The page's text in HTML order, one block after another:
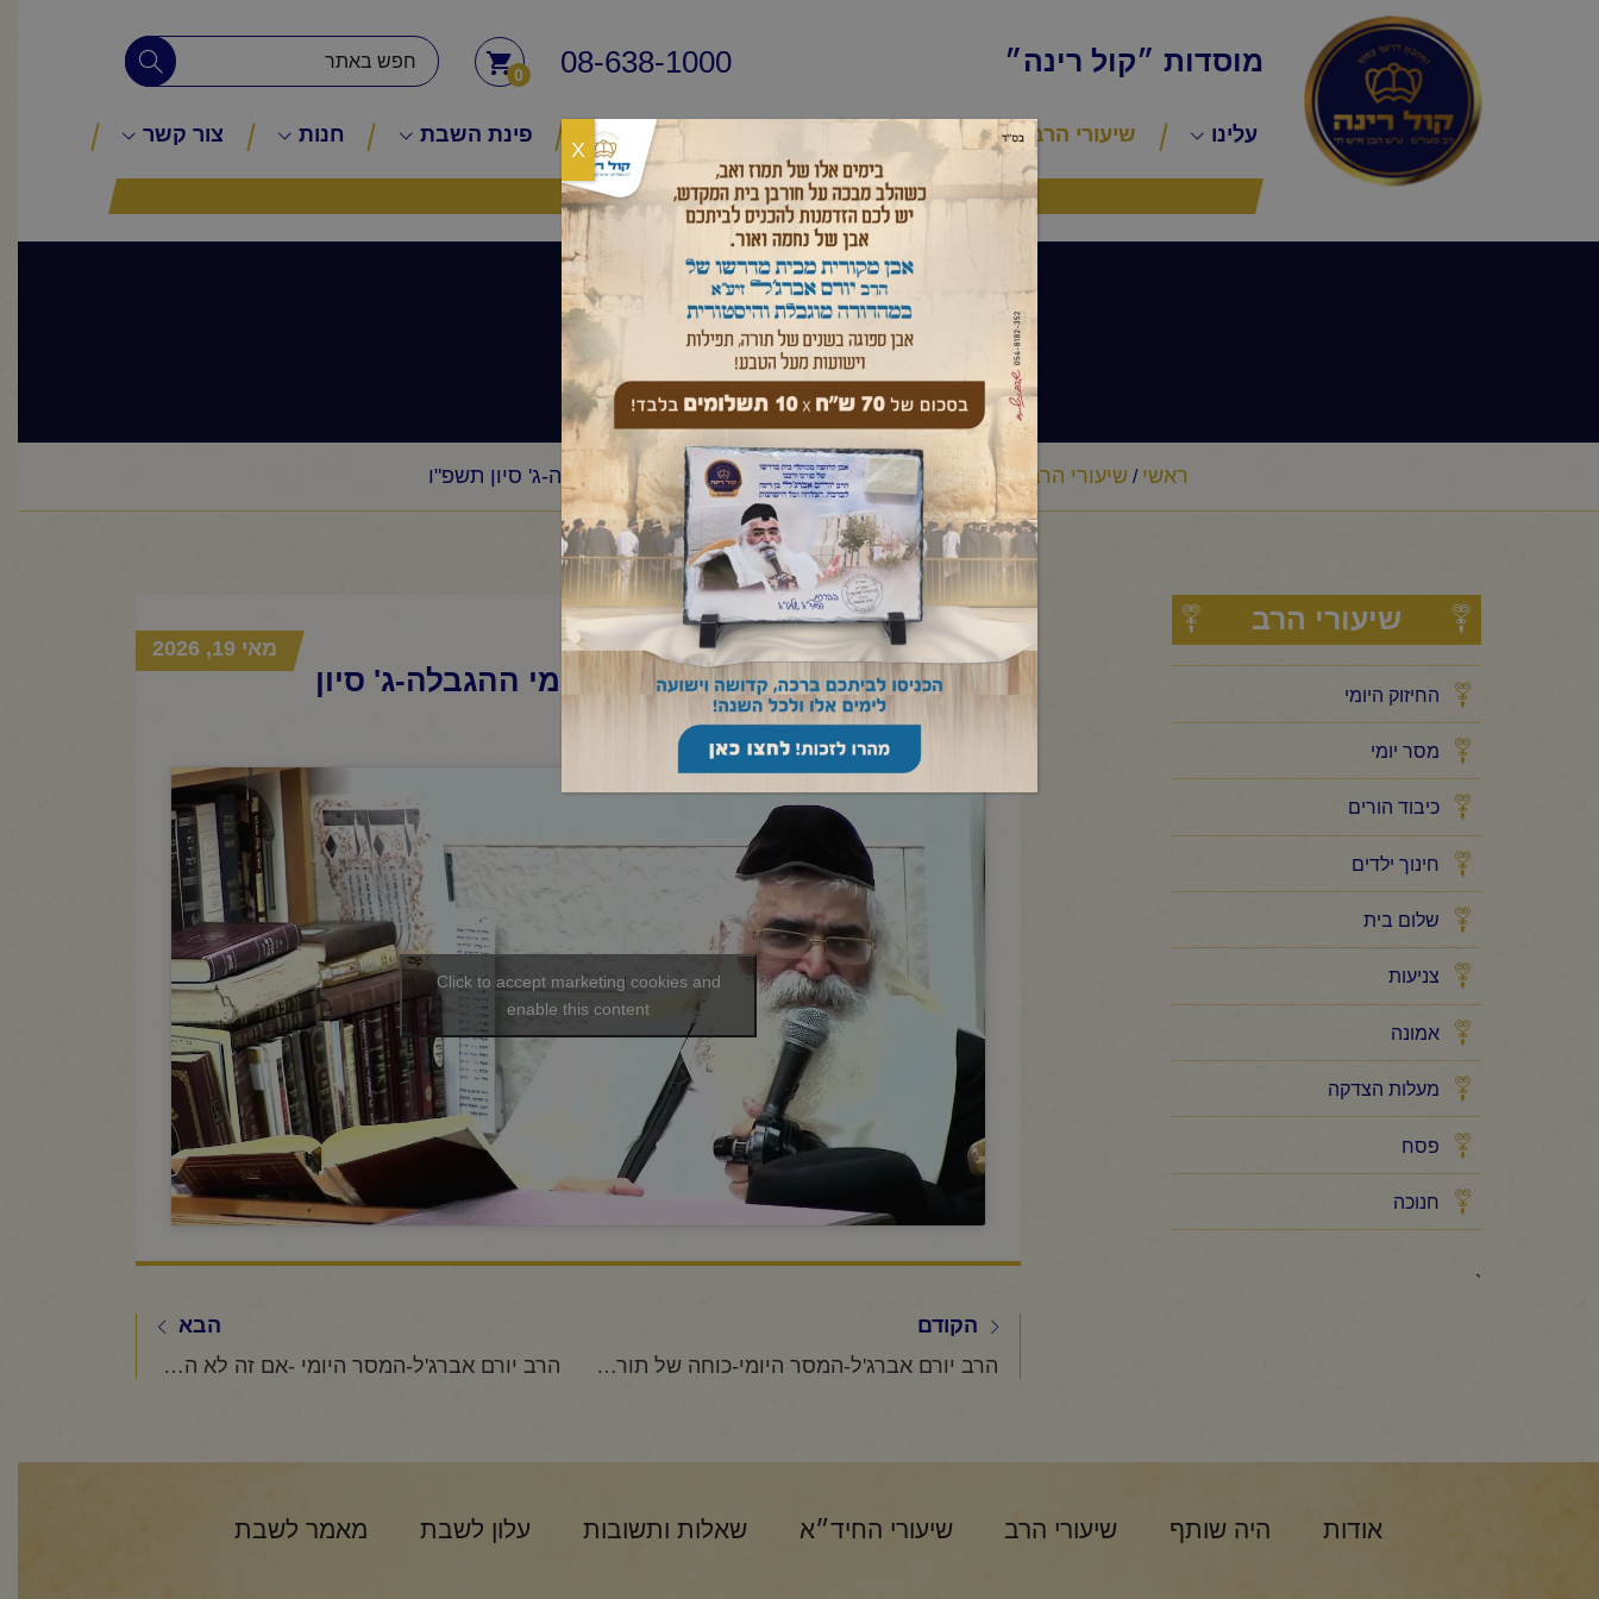
מוסדות ״קול רינה״ 08-638-1000
0
עלינו שיעורי הרב שיעורי החיד״א שאלות ותשובות פינת השבת חנות צור קשר
היה שותף
שיעורי הרב
ראשי / שיעורי הרב/ מסר יומי /הרב יורם אברג'ל-המסר היומי-ימי ההגבלה-ג' סיון תשפ"ו
שיעורי הרב
החיזוק היומי
מסר יומי
כיבוד הורים
חינוך ילדים
שלום בית
צניעות
אמונה
מעלות הצדקה
פסח
חנוכה
`
הרב יורם אברג'ל-המסר היומי-ימי ההגבלה-ג' סיון
תשפ"ו
מאי 19, 2026
Click to accept marketing cookies and
enable this content
הקודם
הרב יורם אברג'ל-המסר היומי-כוחה של תורה- ב' סיון תשפ"ו
הבא
הרב יורם אברג'ל-המסר היומי -אם זה לא הבעל שם טוב, זה לא בא בחשבון- ז' סיון תשפ"ה
אודות היה שותף שיעורי הרב שיעורי החיד״א שאלות ותשובות עלון לשבת מאמר לשבת
X